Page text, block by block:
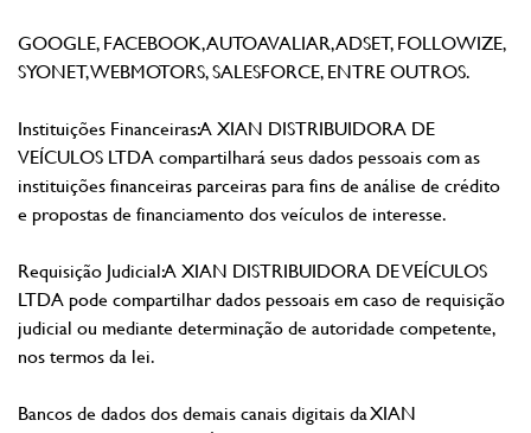
GOOGLE, FACEBOOK, AUTOAVALIAR, ADSET, FOLLOWIZE,
SYONET, WEBMOTORS, SALESFORCE, ENTRE OUTROS.
Instituições Financeiras: A XIAN DISTRIBUIDORA DE
VEÍCULOS LTDA compartilhará seus dados pessoais com as
instituições financeiras parceiras para fins de análise de crédito
e propostas de financiamento dos veículos de interesse.
Requisição Judicial: A XIAN DISTRIBUIDORA DE VEÍCULOS
LTDA pode compartilhar dados pessoais em caso de requisição
judicial ou mediante determinação de autoridade competente,
nos termos da lei.
Bancos de dados dos demais canais digitais da XIAN